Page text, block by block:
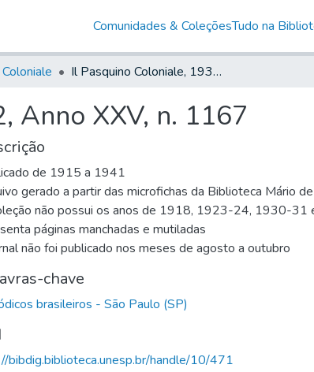
Comunidades & ColeçõesTudo na
Il Pasquino Coloniale, 1932, Anno XXV, n. 1167
Anno XXV, n. 1167
de 1915 a 1941
gerado a partir das microfichas da Biblioteca Mário
não possui os anos de 1918, 1923-24, 1930-31
páginas manchadas e mutiladas
não foi publicado nos meses de agosto a outubro
chave
brasileiros - São Paulo (SP)
bibdig.biblioteca.unesp.br/handle/10/471